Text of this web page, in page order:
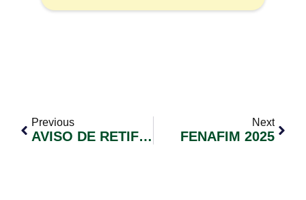
Previous
AVISO DE RETIFICAÇÃO EDITAL DE CHAMAMENTO PÚBLICO Nº 005/2025
Next
FENAFIM 2025